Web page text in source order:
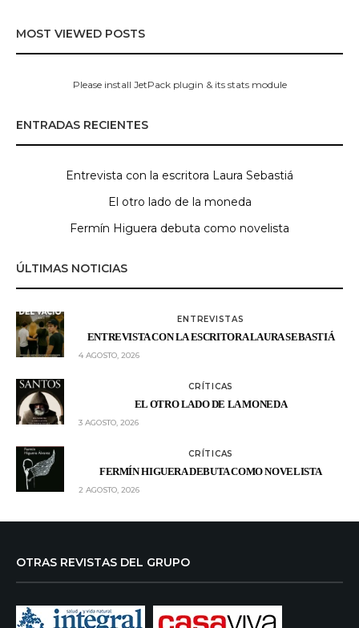
MOST VIEWED POSTS
Please install JetPack plugin & its stats module
ENTRADAS RECIENTES
Entrevista con la escritora Laura Sebastiá
El otro lado de la moneda
Fermín Higuera debuta como novelista
ÚLTIMAS NOTICIAS
ENTREVISTAS
ENTREVISTA CON LA ESCRITORA LAURA SEBASTIÁ
4 AGOSTO, 2026
CRÍTICAS
EL OTRO LADO DE LA MONEDA
3 AGOSTO, 2026
CRÍTICAS
FERMÍN HIGUERA DEBUTA COMO NOVELISTA
2 AGOSTO, 2026
OTRAS REVISTAS DEL GRUPO